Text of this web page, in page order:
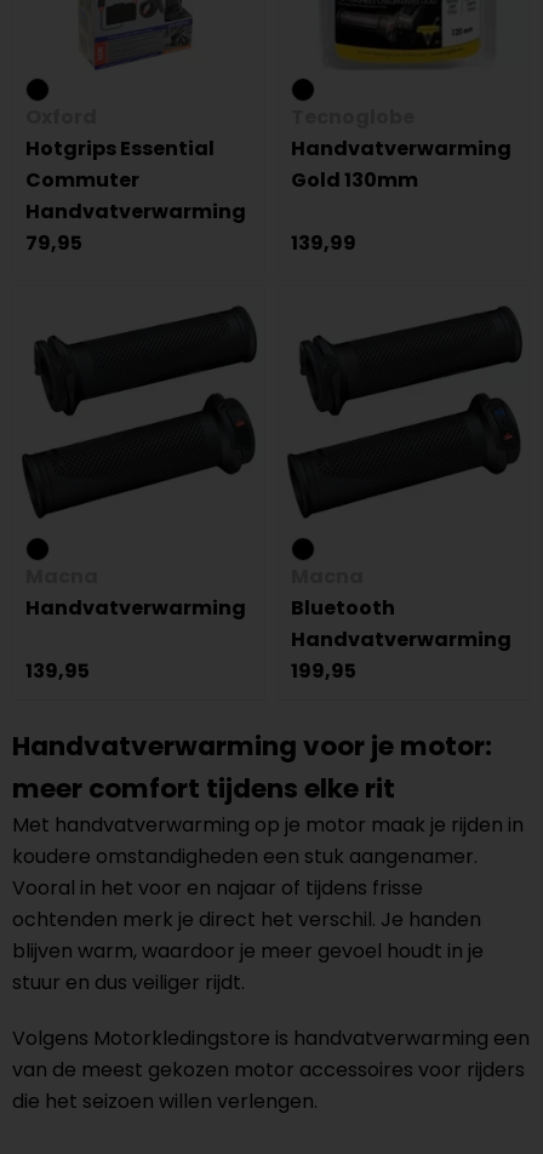
Hotgrips Essential
Commuter
Handvatverwarming
79,95
Handvatverwarming
Gold 130mm
139,99
Handvatverwarming
139,95
Bluetooth
Handvatverwarming
199,95
Handvatverwarming voor je motor:
meer comfort tijdens elke rit
Met handvatverwarming op je motor maak je rijden in
koudere omstandigheden een stuk aangenamer.
Vooral in het voor en najaar of tijdens frisse
ochtenden merk je direct het verschil. Je handen
blijven warm, waardoor je meer gevoel houdt in je
stuur en dus veiliger rijdt.
Volgens Motorkledingstore is handvatverwarming een
van de meest gekozen motor accessoires voor rijders
die het seizoen willen verlengen.